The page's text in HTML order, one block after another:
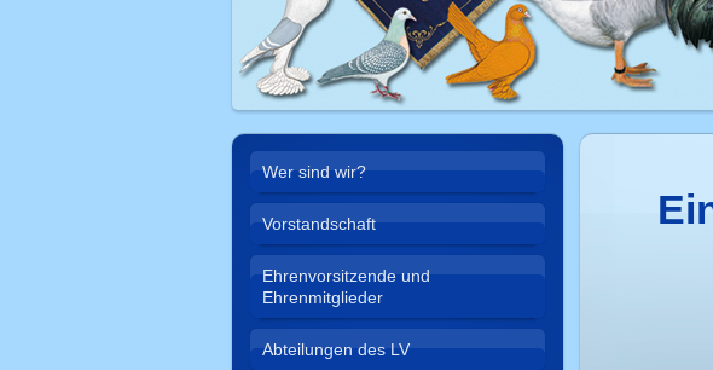
Wer sind wir?
Vorstandschaft
Ehrenvorsitzende und
Ehrenmitglieder
Abteilungen des LV